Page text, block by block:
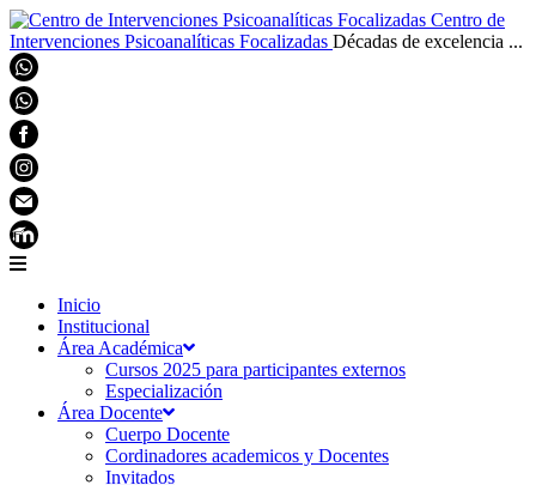
Centro de
Intervenciones Psicoanalíticas Focalizadas Décadas de excelencia ...
Inicio
Institucional
Área Académica
Cursos 2025 para participantes externos
Especialización
Área Docente
Cuerpo Docente
Cordinadores academicos y Docentes
Invitados